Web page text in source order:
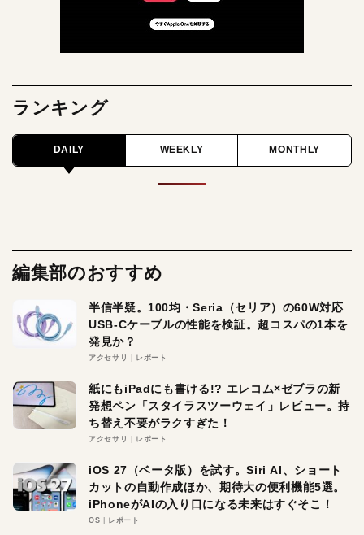
ランキング
DAILY WEEKLY MONTHLY
編集部のおすすめ
半信半疑。100均・Seria（セリア）の60W対応
USB-Cケーブルの性能を検証。超コスパの1本を
発見か？
アクセサリ レポート
紙にもiPadにも書ける!? エレコム×ゼブラの新
発想ペン「スタイラスツーウェイ」レビュー。持
ち替え不要がラクすぎた！
アクセサリ レポート
iOS 27（ベータ版）を試す。Siri AI、ショート
カットの自動作成ほか、期待大の便利機能5選。
iPhoneがAIの入り口になる未来はすぐそこ！
OS レポート